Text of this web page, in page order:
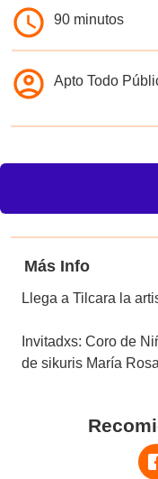
90 minutos
Apto Todo
Más Info
Llega a Tilcara la
Invitadxs: Coro de
de sikuris María